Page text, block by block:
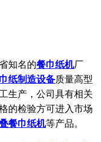
知名的餐巾纸机厂
纸制造设备质量高型
生产，公司具有相关
的检验方可进入市场
餐巾纸机等产品。